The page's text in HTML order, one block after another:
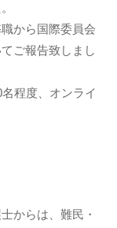
から国際委員会
ご報告致しまし
程度、オンライ
からは、難民・